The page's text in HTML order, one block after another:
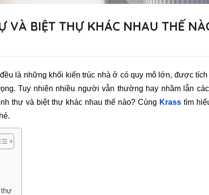
VÀ BIỆT THỰ KHÁC NHAU THẾ
đều là những khối kiến trúc nhà ở có quy mô lớn, được
Tuy nhiên nhiều người vẫn thường hay nhầm lẫn
thự và biệt thự khác nhau thế nào? Cùng Krass tìm
thự